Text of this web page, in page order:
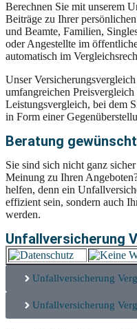
Berechnen Sie mit unserem
Beiträge zu Ihrer
und Beamte, Familien,
oder Angestellte im
automatisch im
Unser
umfangreichen
Leistungsvergleich, bei dem
in Form einer
Beratung
Sie sind sich nicht ganz
Meinung zu Ihren
helfen, denn ein
effizient sein, sondern auch
werden.
Unfallversicherung
Unfallversicherung
Unfallversicherung